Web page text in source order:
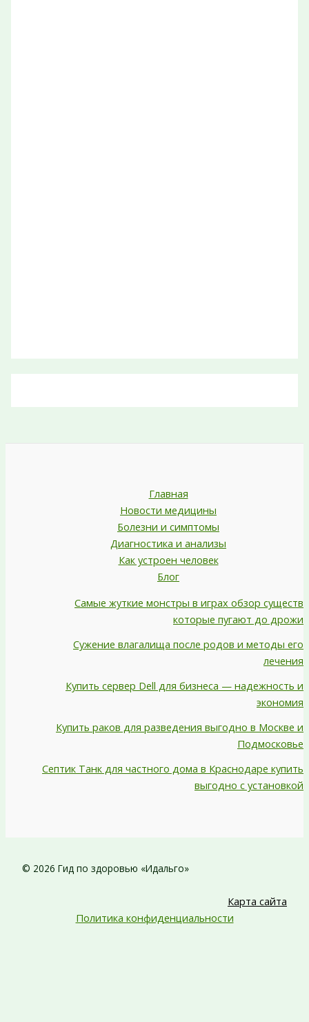
Главная
Новости медицины
Болезни и симптомы
Диагностика и анализы
Как устроен человек
Блог
Самые жуткие монстры в играх обзор существ
которые пугают до дрожи
Сужение влагалища после родов и методы его
лечения
Купить сервер Dell для бизнеса — надежность и
экономия
Купить раков для разведения выгодно в Москве и
Подмосковье
Септик Танк для частного дома в Краснодаре купить
выгодно с установкой
© 2026 Гид по здоровью «Идальго»
Карта сайта
Политика конфиденциальности